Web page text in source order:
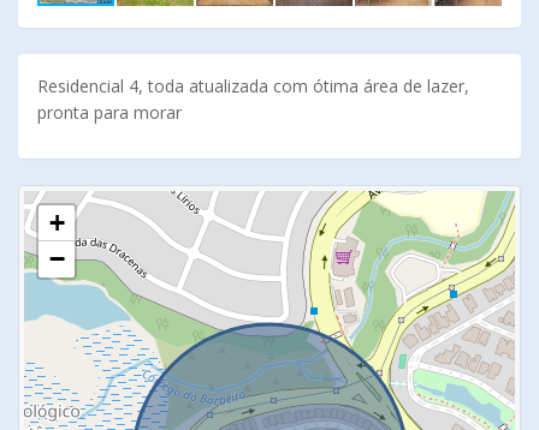
Residencial 4, toda atualizada com ótima área de lazer,
pronta para morar
+
−